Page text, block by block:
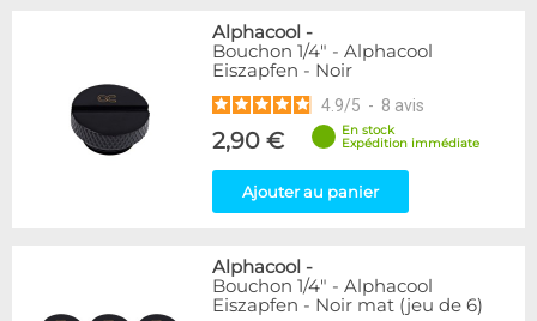
12
4
Coudé 45°
39
Coudé 90°
Passe cloison
Raccord autobloquant
1
5
Disponibilité / Promotions
Articles en promotions
Alphacool -
Bouchon 1/4" - Alphacool
Eiszapfen - Noir
4.9/5 - 8 avis
2,90 €
En stock
Expédition immédiate
Ajouter au panier
Alphacool -
Bouchon 1/4" - Alphacool
Eiszapfen - Noir mat (jeu de 6)